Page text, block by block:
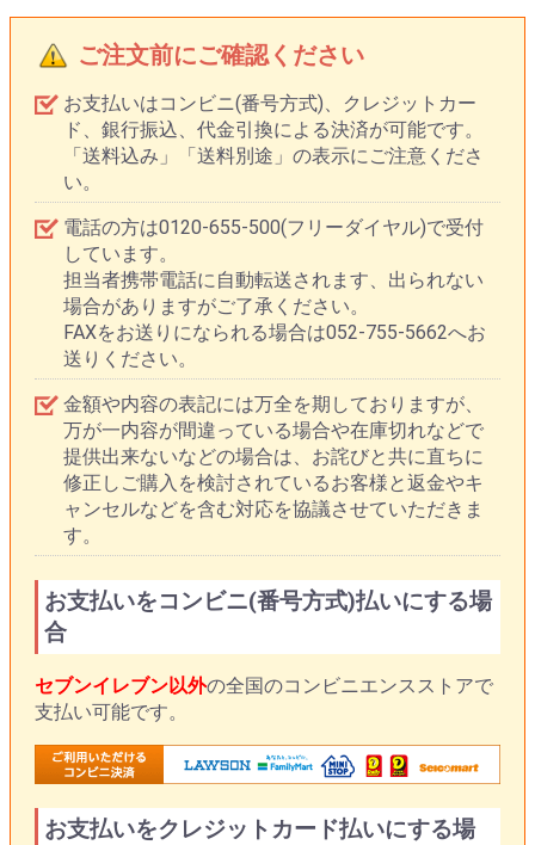
ご注文前にご確認ください
お支払いはコンビニ(番号方式)、クレジットカー
ド、銀行振込、代金引換による決済が可能です。
「送料込み」「送料別途」の表示にご注意くださ
い。
電話の方は0120-655-500(フリーダイヤル)で受付
しています。
担当者携帯電話に自動転送されます、出られない
場合がありますがご了承ください。
FAXをお送りになられる場合は052-755-5662へお
送りください。
金額や内容の表記には万全を期しておりますが、
万が一内容が間違っている場合や在庫切れなどで
提供出来ないなどの場合は、お詫びと共に直ちに
修正しご購入を検討されているお客様と返金やキ
ャンセルなどを含む対応を協議させていただきま
す。
お支払いをコンビニ(番号方式)払いにする場
合
セブンイレブン以外の全国のコンビニエンスストアで
支払い可能です。
お支払いをクレジットカード払いにする場